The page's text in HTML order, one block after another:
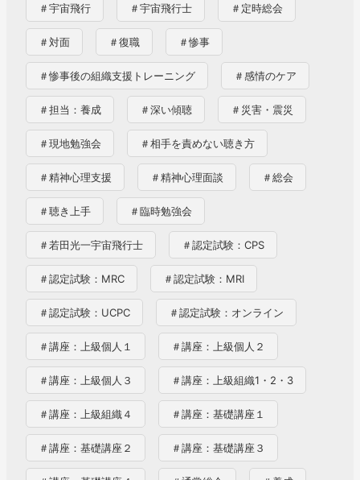
載
）
＃宇宙飛行 ＃宇宙飛行士 ＃定時総会
＃対面 ＃復職 ＃惨事
＃惨事後の組織支援トレーニング ＃感情のケア
＃担当：養成 ＃深い傾聴 ＃災害・震災
＃現地勉強会 ＃相手を責めない聴き方
＃精神心理支援 ＃精神心理面談 ＃総会
＃聴き上手 ＃臨時勉強会
＃若田光一宇宙飛行士 ＃認定試験：CPS
＃認定試験：MRC ＃認定試験：MRI
＃認定試験：UCPC ＃認定試験：オンライン
＃講座：上級個人１ ＃講座：上級個人２
＃講座：上級個人３ ＃講座：上級組織1・2・3
＃講座：上級組織４ ＃講座：基礎講座１
＃講座：基礎講座２ ＃講座：基礎講座３